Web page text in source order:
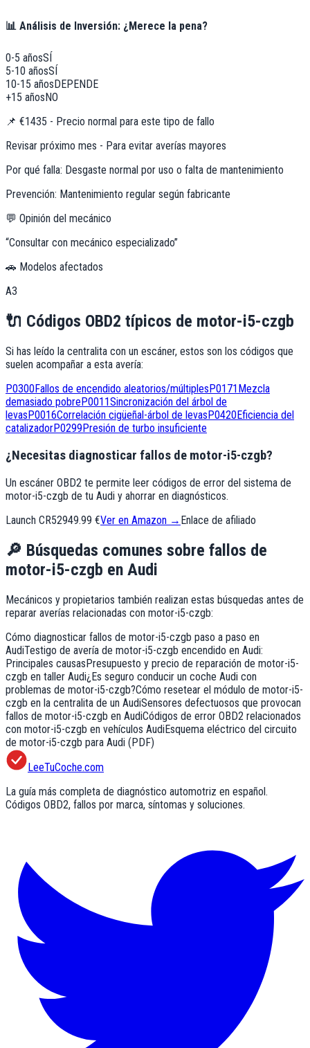
📊 Análisis de Inversión: ¿Merece la pena?
0-5 añosSÍ
5-10 añosSÍ
10-15 años DEPENDE
+15 años NO
📌 €1435 - Precio normal para este tipo de fallo
Revisar próximo mes - Para evitar averías mayores
Por qué falla: Desgaste normal por uso o falta de mantenimiento
Prevención: Mantenimiento regular según fabricante
💬 Opinión del mecánico
“Consultar con mecánico especializado”
🚗 Modelos afectados
A3
🔌 Códigos OBD2 típicos de motor-i5-czgb
Si has leído la centralita con un escáner, estos son los códigos que
suelen acompañar a esta avería:
P0300 Fallos de encendido aleatorios/múltiples P0171 Mezcla
demasiado pobre P0011Sincronización del árbol de
levas P0016Correlación cigüeñal-árbol de levas P0420 Eficiencia del
catalizadorP0299 Presión de turbo insuficiente
¿Necesitas diagnosticar fallos de motor-i5-czgb?
Un escáner OBD2 te permite leer códigos de error del sistema de
motor-i5-czgb de tu Audi y ahorrar en diagnósticos.
Launch CR52949.99 €Ver en Amazon → Enlace de afiliado
🔎 Búsquedas comunes sobre fallos de
motor-i5-czgb en Audi
Mecánicos y propietarios también realizan estas búsquedas antes de
reparar averías relacionadas con motor-i5-czgb:
Cómo diagnosticar fallos de motor-i5-czgb paso a paso en
AudiTestigo de avería de motor-i5-czgb encendido en Audi:
Principales causasPresupuesto y precio de reparación de motor-i5-
czgb en taller Audi¿Es seguro conducir un coche Audi con
problemas de motor-i5-czgb?Cómo resetear el módulo de motor-i5-
czgb en la centralita de un AudiSensores defectuosos que provocan
fallos de motor-i5-czgb en AudiCódigos de error OBD2 relacionados
con motor-i5-czgb en vehículos AudiEsquema eléctrico del circuito
de motor-i5-czgb para Audi (PDF)
LeeTuCoche.com
La guía más completa de diagnóstico automotriz en español.
Códigos OBD2, fallos por marca, síntomas y soluciones.